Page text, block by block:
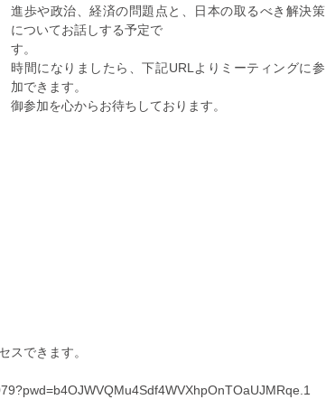
進歩や政治、経済の問題点と、日本の取るべき解決策
についてお話しする予定で
す。
時間になりましたら、下記URLよりミーティングに参
加できます。
御参加を心からお待ちしております。
スできます。